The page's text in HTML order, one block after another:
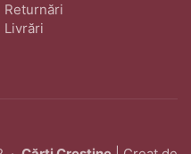
Returnări
Livrări